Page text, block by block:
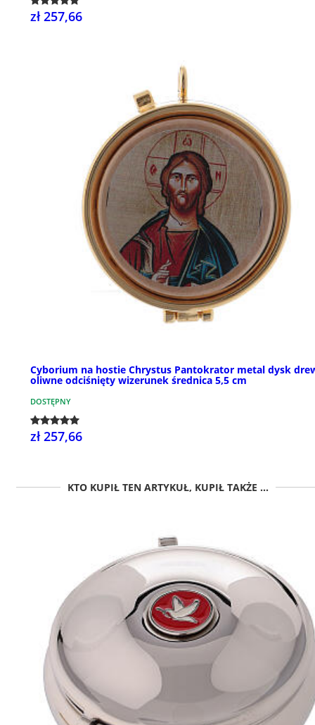
zł 257,66
Cyborium na hostie Chrystus Pantokrator metal dysk
oliwne odciśnięty wizerunek średnica 5,5 cm
DOSTĘPNY
zł 257,66
KTO KUPIŁ TEN ARTYKUŁ, KUPIŁ TAKŻE ...